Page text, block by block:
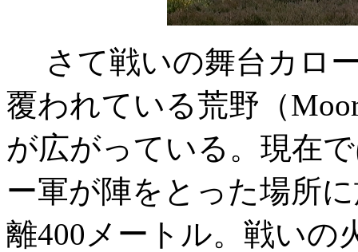
さて戦いの舞台カロー
覆われている荒野（
が広がっている。現在
ー軍が陣をとった場所
離400メートル。戦いの